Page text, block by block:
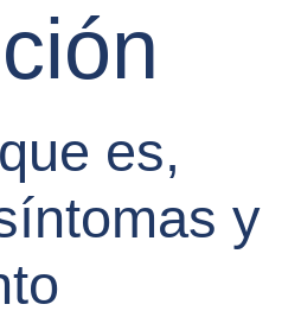
es,
y